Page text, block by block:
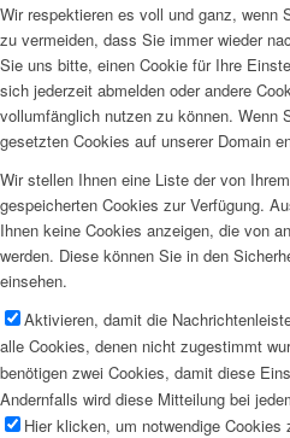
Wir respektieren es voll und ganz, wenn
zu vermeiden, dass Sie immer wieder
Sie uns bitte, einen Cookie für Ihre
sich jederzeit abmelden oder andere
vollumfänglich nutzen zu können. Wenn
gesetzten Cookies auf unserer Domain
Wir stellen Ihnen eine Liste der von
gespeicherten Cookies zur Verfügung.
Ihnen keine Cookies anzeigen, die von
werden. Diese können Sie in den
einsehen.
Aktivieren, damit die
alle Cookies, denen nicht zugestimmt
benötigen zwei Cookies, damit diese
Andernfalls wird diese Mitteilung bei
Hier klicken, um notwendige